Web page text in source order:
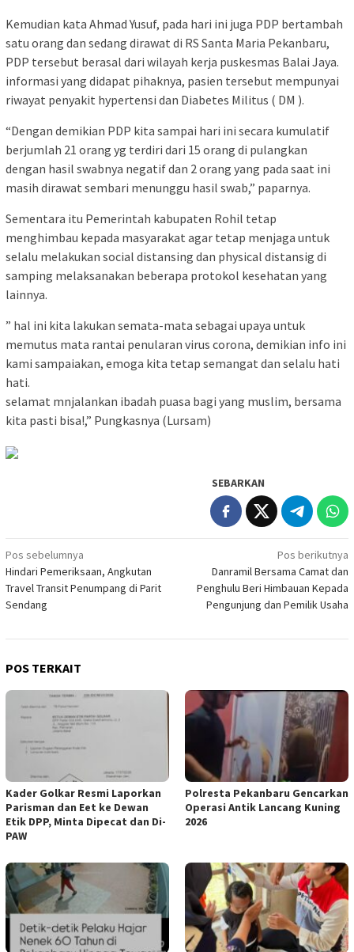
Kemudian kata Ahmad Yusuf, pada hari ini juga PDP bertambah
satu orang dan sedang dirawat di RS Santa Maria Pekanbaru,
PDP tersebut berasal dari wilayah kerja puskesmas Balai Jaya.
informasi yang didapat pihaknya, pasien tersebut mempunyai
riwayat penyakit hypertensi dan Diabetes Militus ( DM ).
“Dengan demikian PDP kita sampai hari ini secara kumulatif
berjumlah 21 orang yg terdiri dari 15 orang di pulangkan
dengan hasil swabnya negatif dan 2 orang yang pada saat ini
masih dirawat sembari menunggu hasil swab,” paparnya.
Sementara itu Pemerintah kabupaten Rohil tetap
menghimbau kepada masyarakat agar tetap menjaga untuk
selalu melakukan social distansing dan physical distansig di
samping melaksanakan beberapa protokol kesehatan yang
lainnya.
” hal ini kita lakukan semata-mata sebagai upaya untuk
memutus mata rantai penularan virus corona, demikian info ini
kami sampaiakan, emoga kita tetap semangat dan selalu hati
hati.
selamat mnjalankan ibadah puasa bagi yang muslim, bersama
kita pasti bisa!,” Pungkasnya (Lursam)
SEBARKAN
Navigasi
pos
Pos sebelumnya
Hindari Pemeriksaan, Angkutan
Travel Transit Penumpang di Parit
Sendang
Pos berikutnya
Danramil Bersama Camat dan
Penghulu Beri Himbauan Kepada
Pengunjung dan Pemilik Usaha
POS TERKAIT
Kader Golkar Resmi Laporkan
Parisman dan Eet ke Dewan
Etik DPP, Minta Dipecat dan Di-
PAW
Polresta Pekanbaru Gencarkan
Operasi Antik Lancang Kuning
2026